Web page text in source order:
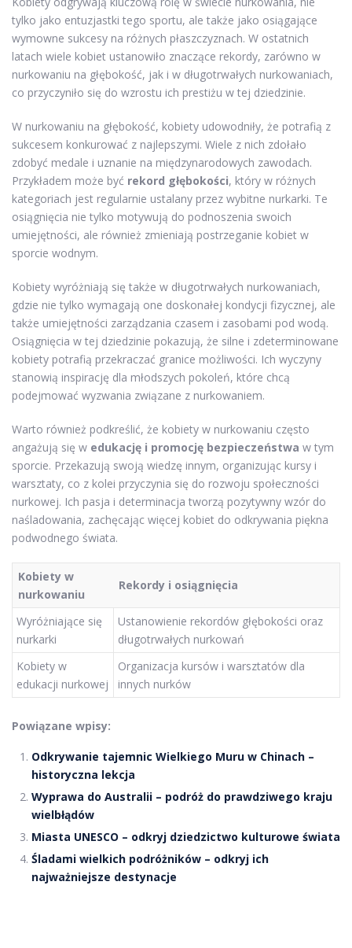
tylko jako entuzjastki tego sportu, ale także jako osiągające
wymowne sukcesy na różnych płaszczyznach. W ostatnich
latach wiele kobiet ustanowiło znaczące rekordy, zarówno w
nurkowaniu na głębokość, jak i w długotrwałych nurkowaniach,
co przyczyniło się do wzrostu ich prestiżu w tej dziedzinie.
W nurkowaniu na głębokość, kobiety udowodniły, że potrafią z
sukcesem konkurować z najlepszymi. Wiele z nich zdołało
zdobyć medale i uznanie na międzynarodowych zawodach.
Przykładem może być rekord głębokości, który w różnych
kategoriach jest regularnie ustalany przez wybitne nurkarki. Te
osiągnięcia nie tylko motywują do podnoszenia swoich
umiejętności, ale również zmieniają postrzeganie kobiet w
sporcie wodnym.
Kobiety wyróżniają się także w długotrwałych nurkowaniach,
gdzie nie tylko wymagają one doskonałej kondycji fizycznej, ale
także umiejętności zarządzania czasem i zasobami pod wodą.
Osiągnięcia w tej dziedzinie pokazują, że silne i zdeterminowane
kobiety potrafią przekraczać granice możliwości. Ich wyczyny
stanowią inspirację dla młodszych pokoleń, które chcą
podejmować wyzwania związane z nurkowaniem.
Warto również podkreślić, że kobiety w nurkowaniu często
angażują się w edukację i promocję bezpieczeństwa w tym
sporcie. Przekazują swoją wiedzę innym, organizując kursy i
warsztaty, co z kolei przyczynia się do rozwoju społeczności
nurkowej. Ich pasja i determinacja tworzą pozytywny wzór do
naśladowania, zachęcając więcej kobiet do odkrywania piękna
podwodnego świata.
Kobiety w
nurkowaniu
Rekordy i osiągnięcia
Wyróżniające się
nurkarki
Ustanowienie rekordów głębokości oraz
długotrwałych nurkowań
Kobiety w
edukacji nurkowej
Organizacja kursów i warsztatów dla
innych nurków
Powiązane wpisy:
Odkrywanie tajemnic Wielkiego Muru w Chinach –
historyczna lekcja
Wyprawa do Australii – podróż do prawdziwego kraju
wielbłądów
Miasta UNESCO – odkryj dziedzictwo kulturowe świata
Śladami wielkich podróżników – odkryj ich
najważniejsze destynacje